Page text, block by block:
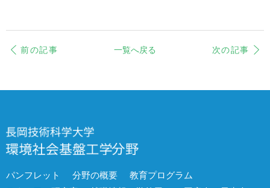
前の記事 一覧へ戻る 次の記事
パンフレット 分野の概要
教育プログラム